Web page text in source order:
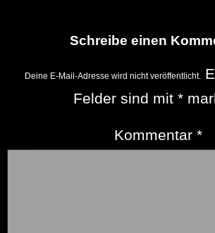
Schreibe einen
Deine E-Mail-Adresse wird nicht veröffentlicht.
Felder sind mit *
Kommentar *